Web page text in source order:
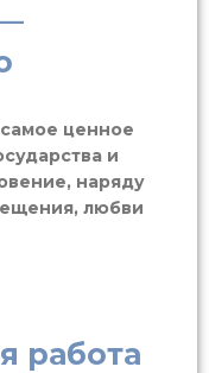
ценное
и
наряду
любви
работа